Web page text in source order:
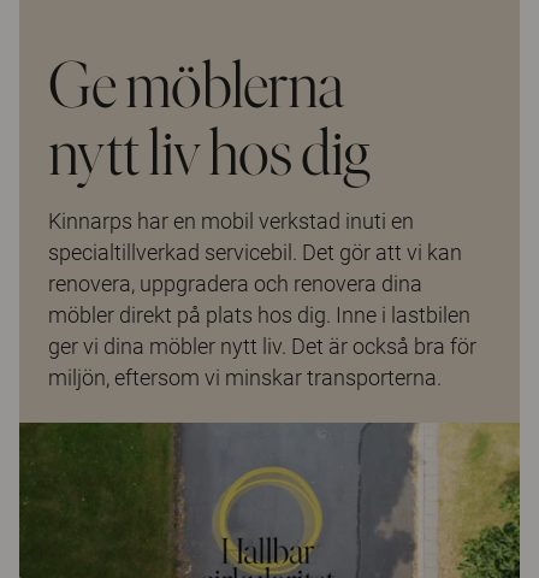
Ge möblerna
nytt liv hos dig
Kinnarps har en mobil verkstad inuti en
specialtillverkad servicebil. Det gör att vi kan
renovera, uppgradera och renovera dina
möbler direkt på plats hos dig. Inne i lastbilen
ger vi dina möbler nytt liv. Det är också bra för
miljön, eftersom vi minskar transporterna.